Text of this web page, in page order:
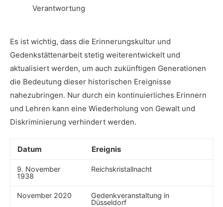
Verantwortung
Es⁤ ist wichtig, dass die Erinnerungskultur und
Gedenkstättenarbeit stetig‍ weiterentwickelt und⁢
aktualisiert werden, um auch ​zukünftigen Generationen
die Bedeutung dieser historischen Ereignisse
nahezubringen.⁢ Nur durch ein kontinuierliches Erinnern
und Lehren ​kann eine Wiederholung von Gewalt und
Diskriminierung verhindert werden.
Datum Ereignis
9. November
⁤1938
Reichskristallnacht
November 2020
Gedenkveranstaltung in
Düsseldorf